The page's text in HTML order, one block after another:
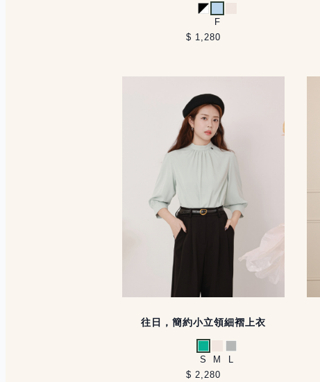
黑白淺藍
F
$ 1,280
往日，簡約小立領細褶上衣
薄荷綠
米白淺灰
S M
$ 2,280